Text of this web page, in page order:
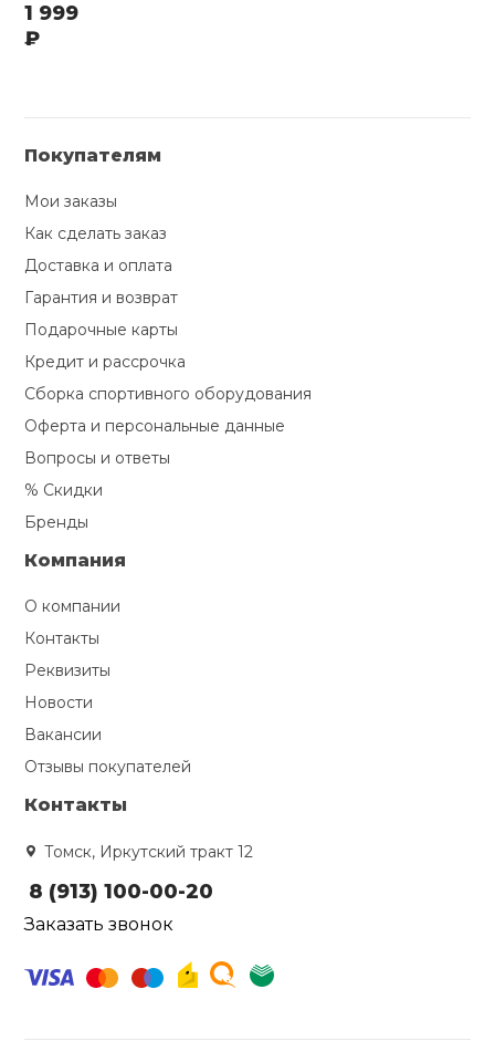
1 999
₽
Покупателям
Мои заказы
Как сделать заказ
Доставка и оплата
Гарантия и возврат
Подарочные карты
Кредит и рассрочка
Сборка спортивного оборудования
Оферта и персональные данные
Вопросы и ответы
% Скидки
Бренды
Компания
О компании
Контакты
Реквизиты
Новости
Вакансии
Отзывы покупателей
Контакты
Томск, Иркутский тракт 12
8 (913) 100-00-20
Заказать звонок